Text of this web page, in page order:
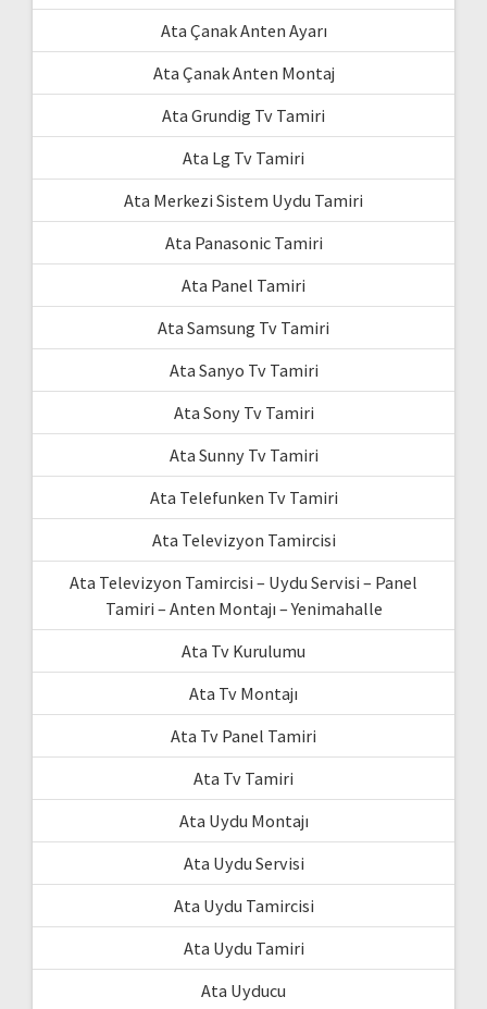
Ata Çanak Anten Ayarı
Ata Çanak Anten Montaj
Ata Grundig Tv Tamiri
Ata Lg Tv Tamiri
Ata Merkezi Sistem Uydu Tamiri
Ata Panasonic Tamiri
Ata Panel Tamiri
Ata Samsung Tv Tamiri
Ata Sanyo Tv Tamiri
Ata Sony Tv Tamiri
Ata Sunny Tv Tamiri
Ata Telefunken Tv Tamiri
Ata Televizyon Tamircisi
Ata Televizyon Tamircisi – Uydu Servisi – Panel
Tamiri – Anten Montajı – Yenimahalle
Ata Tv Kurulumu
Ata Tv Montajı
Ata Tv Panel Tamiri
Ata Tv Tamiri
Ata Uydu Montajı
Ata Uydu Servisi
Ata Uydu Tamircisi
Ata Uydu Tamiri
Ata Uyducu